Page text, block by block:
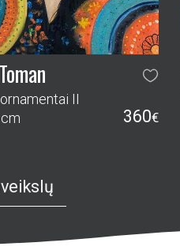
PASLAUGOS